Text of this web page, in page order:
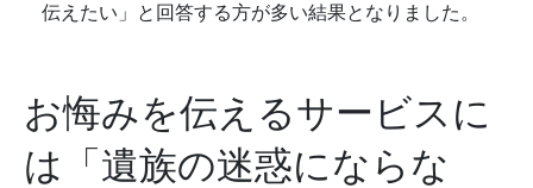
伝えたい」と回答する方が多い結果となりました。
お悔みを伝えるサービスに
は「遺族の迷惑にならな